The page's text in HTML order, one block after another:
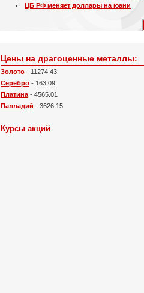
ЦБ РФ меняет доллары на юани
Цены на драгоценные металлы:
Золото - 11274.43
Серебро - 163.09
Платина - 4565.01
Палладий - 3626.15
Курсы акций